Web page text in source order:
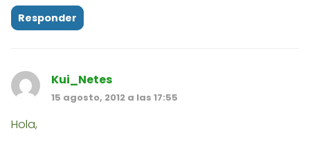
Responder
Kui_Netes
15 agosto, 2012 a las 17:55
Hola,